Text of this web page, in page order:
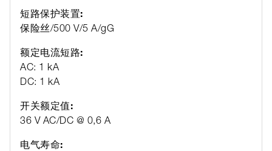
短路保护装置:
保险丝/500 V/5 A/gG
额定电流短路:
AC: 1 kA
DC: 1 kA
开关额定值:
36 V AC/DC @ 0,6 A
电气寿命: